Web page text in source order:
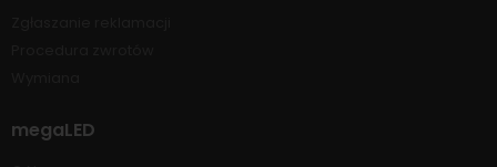
megaLED